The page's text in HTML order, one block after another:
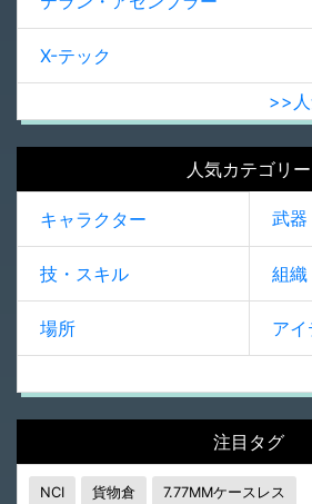
X-テック
>>
人気カテゴリー
キャラクター 武器
技・スキル 組織
場所 アイ
注目タグ
NCI 貨物倉 7.77MMケースレス